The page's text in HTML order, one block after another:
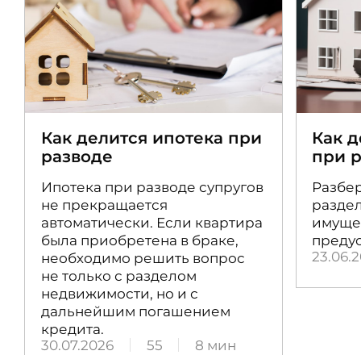
Как делится ипотека при
разводе
Ипотека при разводе супругов
не прекращается
автоматически. Если квартира
была приобретена в браке,
необходимо решить вопрос
не только с разделом
недвижимости, но и с
дальнейшим погашением
кредита.
30.07.2026
55 8 мин
Как
при